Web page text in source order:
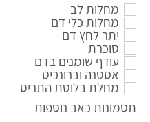
מחלות לב
מחלות כלי דם
יתר לחץ דם
סוכרת
עודף שומנים בדם
אסטנה וברונכיט
מחלת בלוטת התריס
תסמונות כאב נוספות